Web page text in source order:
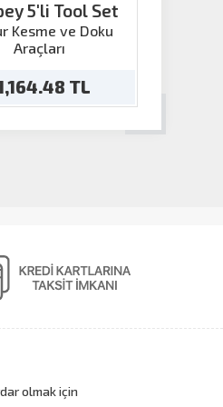
5'li Tool Set
Kesme ve Doku
Araçları
TL
olmak için